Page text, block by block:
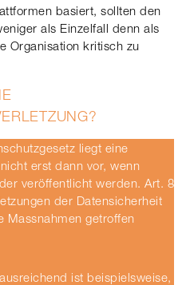
basiert, sollten den
als Einzelfall denn als
Organisation kritisch zu
liegt eine
erst dann vor, wenn
veröffentlicht werden. Art. 8
der Datensicherheit
Massnahmen getroffen
ist beispielsweise,